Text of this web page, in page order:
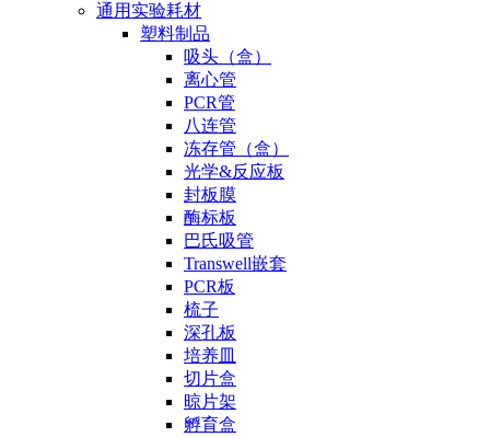
通用实验耗材
塑料制品
吸头（盒）
离心管
PCR管
八连管
冻存管（盒）
光学&反应板
封板膜
酶标板
巴氏吸管
Transwell嵌套
PCR板
梳子
深孔板
培养皿
切片盒
晾片架
孵育盒